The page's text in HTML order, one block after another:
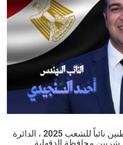
السنجيدي إنتزع ثقة المواطنين نائباً للشعب 2025 ، الدائرة
محافظة الدقهلية ..